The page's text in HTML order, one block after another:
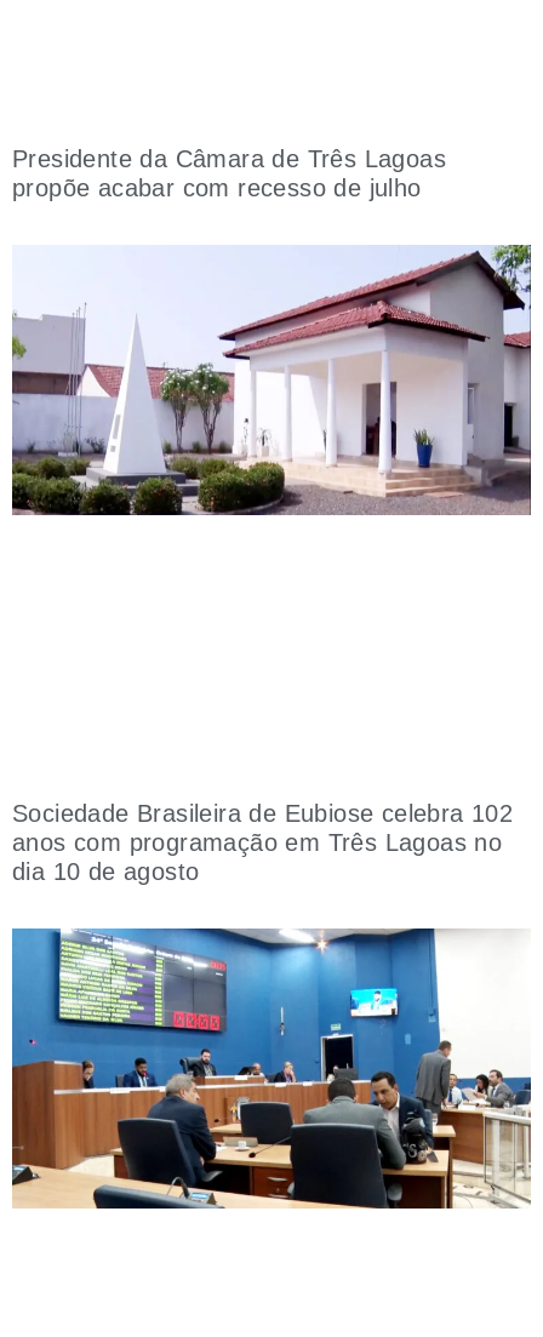
Presidente da Câmara de Três Lagoas
propõe acabar com recesso de julho
Sociedade Brasileira de Eubiose celebra 102
anos com programação em Três Lagoas no
dia 10 de agosto